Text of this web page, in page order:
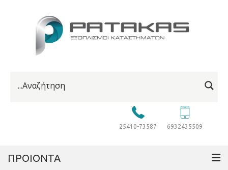
25410-73587 6932435509
ΠΡΟΙΟΝΤΑ